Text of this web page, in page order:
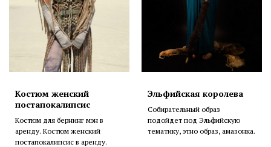
Костюм женский
постапокалипсис
Костюм для бернинг мэн в
аренду. Костюм женский
постапокалипсис в аренду.
Эльфийская королева
Собирательный образ
подойдет под Эльфийскую
тематику, этно образ, амазонка.